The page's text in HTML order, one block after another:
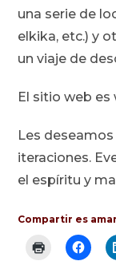
una serie de
elkika, etc.) y
un viaje de
El sitio web es
Les
iteraciones.
el espíritu y
Compartir es amar